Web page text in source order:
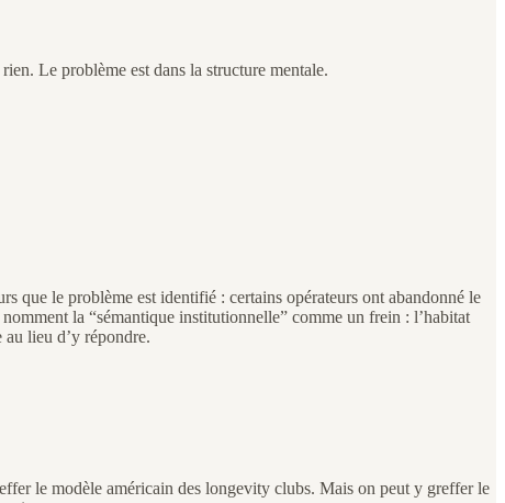
Le problème est dans la structure mentale.
que le problème est identifié : certains opérateurs ont abandonné le
la “sémantique institutionnelle” comme un frein : l’habitat
au lieu d’y répondre.
le modèle américain des longevity clubs. Mais on peut y greffer le